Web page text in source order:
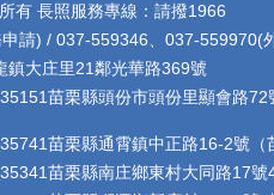
有 長照服務專線：請撥1966
請) / 037-559346、037-559970(
庄里21鄰光華路369號
苗栗縣頭份市頭份里顯會路
苗栗縣通霄鎮中正路16-2號（
苗栗縣南庄鄉東村大同路17